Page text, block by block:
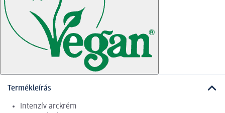
Termékleírás
Intenzív arckrém